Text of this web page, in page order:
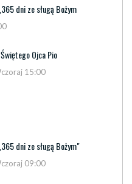
dni ze sługą Bożym
Ojca Pio
15:00
dni ze sługą Bożym"
09:00